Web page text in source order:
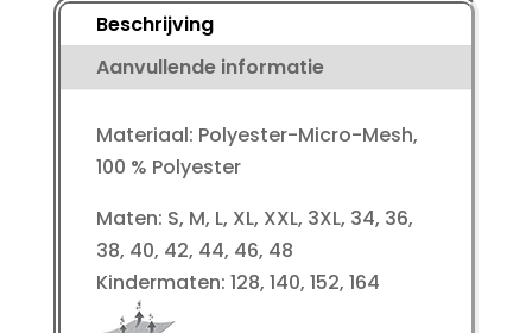
spirit
kinderen
aantal
Beschrijving
Aanvullende informatie
Materiaal: Polyester-Micro-Mesh,
100 % Polyester
Maten: S, M, L, XL, XXL, 3XL, 34, 36,
38, 40, 42, 44, 46, 48
Kindermaten: 128, 140, 152, 164